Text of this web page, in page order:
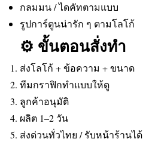
กลมมน / ไดคัทตามแบบ
รูปการ์ตูนน่ารัก ๆ ตามโลโก้
⚙️ ขั้นตอนสั่งทำ
ส่งโลโก้ + ข้อความ + ขนาด
ทีมกราฟิกทำแบบให้ดู
ลูกค้าอนุมัติ
ผลิต 1–2 วัน
ส่งด่วนทั่วไทย / รับหน้าร้านได้